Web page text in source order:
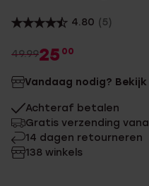
4.80 (5)
49.9925 00
Vandaag nodig?
Achteraf betalen
Gratis verzending
14 dagen retourneren
138 winkels